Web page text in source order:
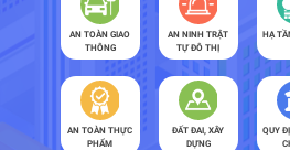
AN TOÀN GIAO
THÔNG
AN NINH TRẬT
TỰ ĐÔ THỊ
HẠ
AN TOÀN THỰC
PHẨM
ĐẤT ĐAI, XÂY
DỰNG
QUY